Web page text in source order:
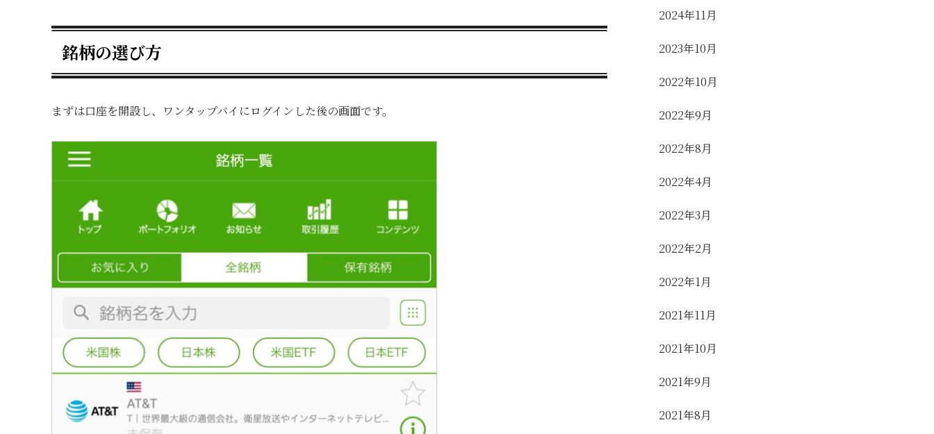
銘柄の選び方
まずは口座を開設し、ワンタップバイにログインした後の画面です。
2024年11月
2023年10月
2022年10月
2022年9月
2022年8月
2022年4月
2022年3月
2022年2月
2022年1月
2021年11月
2021年10月
2021年9月
2021年8月